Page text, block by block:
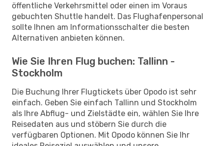
öffentliche Verkehrsmittel oder einen im Voraus
gebuchten Shuttle handelt. Das Flughafenpersonal
sollte Ihnen am Informationsschalter die besten
Alternativen anbieten können.
Wie Sie Ihren Flug buchen: Tallinn -
Stockholm
Die Buchung Ihrer Flugtickets über Opodo ist sehr
einfach. Geben Sie einfach Tallinn und Stockholm
als Ihre Abflug- und Zielstädte ein, wählen Sie Ihre
Reisedaten aus und stöbern Sie durch die
verfügbaren Optionen. Mit Opodo können Sie Ihr